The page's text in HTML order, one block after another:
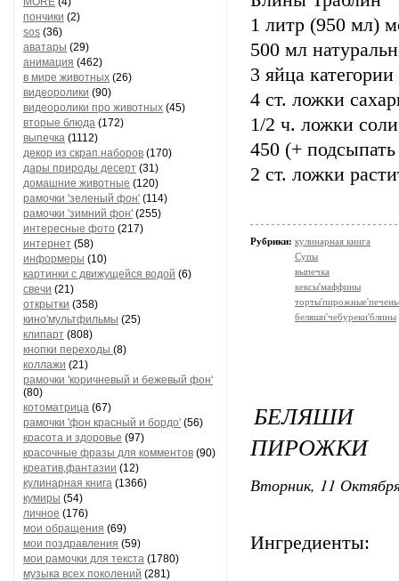
пончики (2)
sos (36)
аватары (29)
анимация (462)
в мире животных (26)
видеоролики (90)
видеоролики про животных (45)
вторые блюда (172)
выпечка (1112)
декор из скрап.наборов (170)
дары природы десерт (31)
домашние животные (120)
рамочки 'зеленый фон' (114)
рамочки 'зимний фон' (255)
интересные фото (217)
интернет (58)
информеры (10)
картинки с движущейся водой (6)
свечи (21)
открытки (358)
кино'мультфильмы (25)
клипарт (808)
кнопки переходы (8)
коллажи (21)
рамочки 'коричневый и бежевый фон'
(80)
котоматрица (67)
рамочки 'фон красный и бордо' (56)
красота и здоровье (97)
красочные фразы для комментов (90)
креатив,фантазии (12)
кулинарная книга (1366)
кумиры (54)
личное (176)
мои обращения (69)
мои поздравления (59)
мои рамочки для текста (1780)
музыка всех поколений (281)
1 литр (950 мл)
500 мл
3 яйца
4 ст. ложки
1/2 ч. ложки соли
450 (+
2 ст. ложки
Рубрики: кулинарная книга
Супы
выпечка
кексы'маффины
беляши'чебуреки'блины
БЕЛЯШИ
ПИРОЖКИ
Вторник, 11
Ингредиенты: